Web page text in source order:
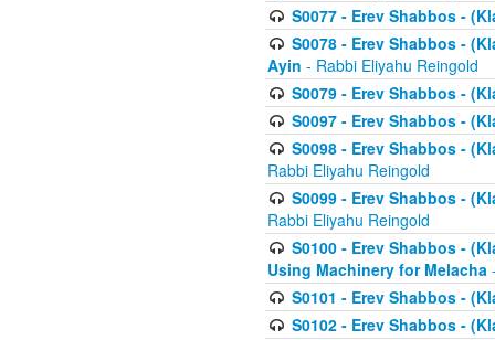
S0077 - Erev Shabbos -
S0078 - Erev Shabbos -
Ayin - Rabbi Eliyahu Reingold
S0079 - Erev Shabbos -
S0097 - Erev Shabbos -
S0098 - Erev Shabbos -
Rabbi Eliyahu Reingold
S0099 - Erev Shabbos -
Rabbi Eliyahu Reingold
S0100 - Erev Shabbos -
Using Machinery for Melacha
S0101 - Erev Shabbos -
S0102 - Erev Shabbos -